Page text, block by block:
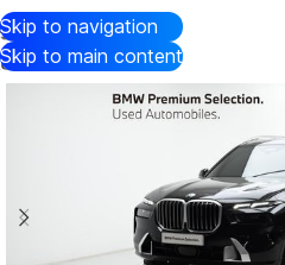
Skip to navigation
Skip to main content
Авто из Кореи/Каталог